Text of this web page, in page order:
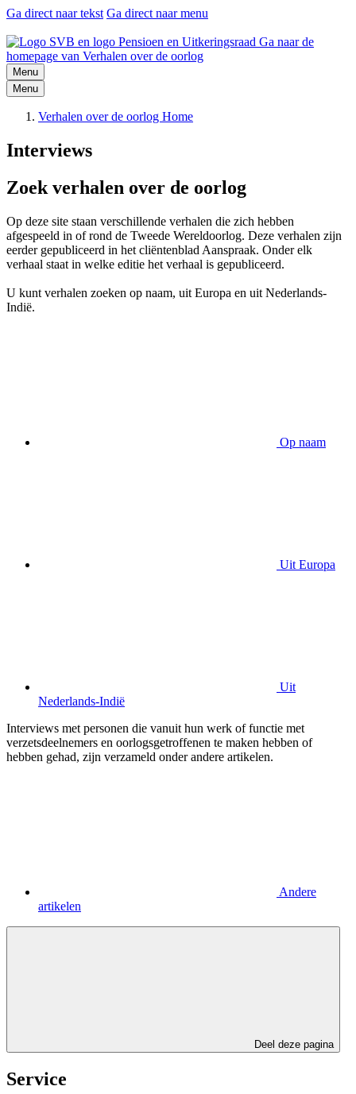
Ga direct naar tekst Ga direct naar menu
Ga naar de
homepage van Verhalen over de oorlog
Menu
Menu
Verhalen over de oorlog Home
Interviews
Zoek verhalen over de oorlog
Op deze site staan verschillende verhalen die zich hebben
afgespeeld in of rond de Tweede Wereldoorlog. Deze verhalen zijn
eerder gepubliceerd in het cliëntenblad Aanspraak. Onder elk
verhaal staat in welke editie het verhaal is gepubliceerd.
U kunt verhalen zoeken op naam, uit Europa en uit Nederlands-
Indië.
Op naam
Uit Europa
Uit
Nederlands-Indië
Interviews met personen die vanuit hun werk of functie met
verzetsdeelnemers en oorlogsgetroffenen te maken hebben of
hebben gehad, zijn verzameld onder andere artikelen.
Andere
artikelen
Deel deze pagina
Service